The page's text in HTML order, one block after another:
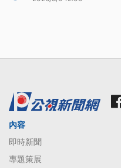
內容
即時新聞
專題策展